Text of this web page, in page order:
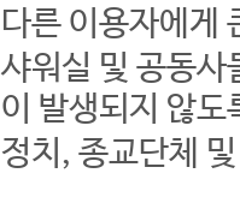
다른 이용자에게
샤워실 및 공동사
이 발생되지 않도
정치, 종교단체